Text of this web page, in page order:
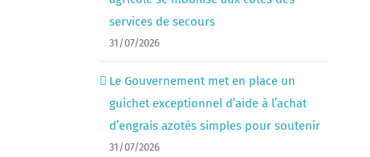
services de secours
31/07/2026
Le Gouvernement met en place un
guichet exceptionnel d’aide à l’achat
d’engrais azotés simples pour soutenir
31/07/2026